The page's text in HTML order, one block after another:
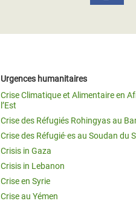
Urgences humanitaires
Crise Climatique et Alimentaire en
l’Est
Crise des Réfugiés Rohingyas au
Crise des Réfugié·es au Soudan du
Crisis in Gaza
Crisis in Lebanon
Crise en Syrie
Crise au Yémen